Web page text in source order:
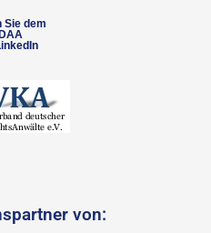
Sie dem
von: